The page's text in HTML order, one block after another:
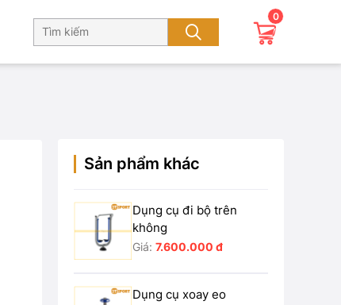
0
Sản phẩm khác
Dụng cụ đi bộ trên
không
Giá: 7.600.000 đ
Dụng cụ xoay eo